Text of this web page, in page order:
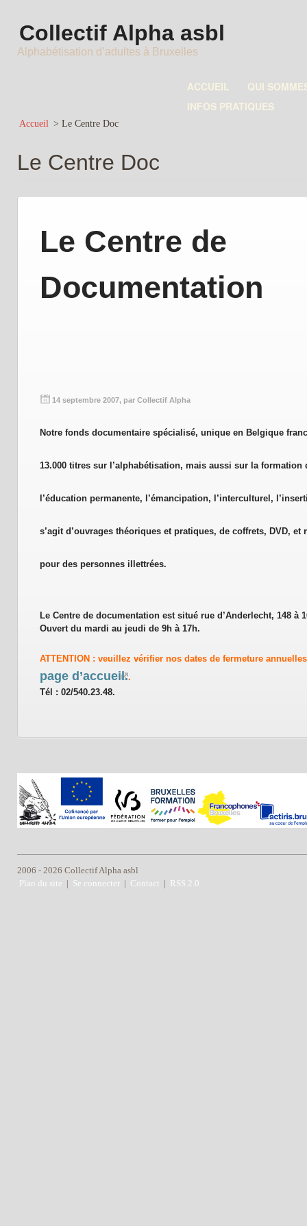
Collectif Alpha asbl
Alphabétisation d’adultes à Bruxelles
ACCUEIL
QUI
INFOS PRATIQUES
Accueil > Le Centre Doc
Le Centre Doc
Le Centre de
Documentation
14 septembre 2007, par Collectif Alpha
Notre fonds documentaire spécialisé, unique en Belgique
13.000 titres sur l’alphabétisation, mais aussi sur la formation
l’éducation permanente, l’émancipation, l’interculturel,
s’agit d’ouvrages théoriques et pratiques, de coffrets, DVD,
pour des personnes illettrées.
Le Centre de documentation est situé rue d’Anderlecht, 148 à
Ouvert du mardi au jeudi de 9h à 17h.
ATTENTION: veuillez vérifier nos dates de fermeture
page d’accueil..
Tél : 02/540.23.48.
2006 - 2026 Collectif Alpha asbl
Plan du site | Se connecter | Contact | RSS 2.0